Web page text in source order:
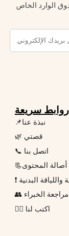
الوارد الخاص
روابط سريعة
📌نبذة عنا
🌿 قصتي
📞 اتصل بنا
📃أصالة المحتوى
واللياقة البدنية
الخبراء
✍🏻 اكتب لنا